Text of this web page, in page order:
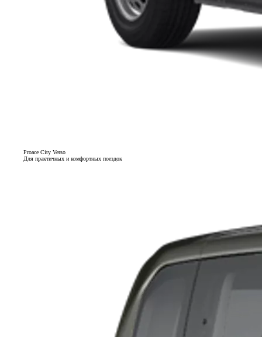
Proace City Verso
Для практичных и комфортных поездок